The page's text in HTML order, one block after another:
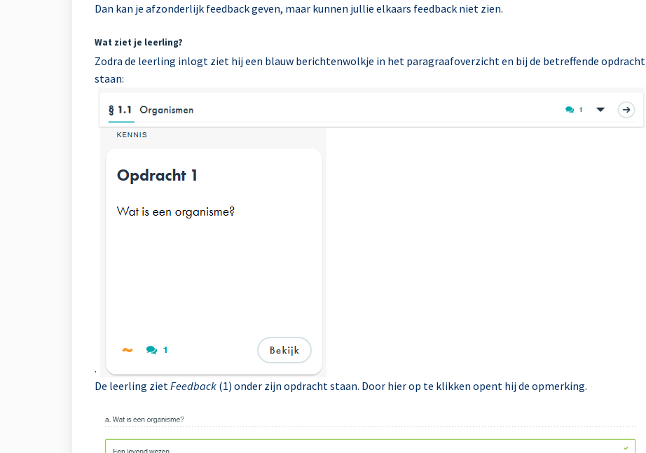
Dan kan je afzonderlijk feedback geven, maar kunnen jullie elkaars feedback niet zien.
Wat ziet je leerling?
Zodra de leerling inlogt ziet hij een blauw berichtenwolkje in het paragraafoverzicht en bij de betreffende opdracht
staan:
.
De leerling zietFeedback (1) onder zijn opdracht staan. Door hier op te klikken opent hij de opmerking.